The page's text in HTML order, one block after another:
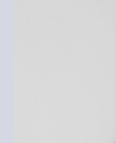
Détergents
Ne pas
Tu peux nous
14 jours. Nous